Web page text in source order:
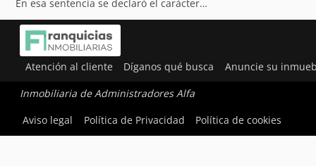
En esa sentencia se declaró el carácter…
Atención al cliente Díganos qué busca Anuncie su
Inmobiliaria de Administradores Alfa
Aviso legal
Política de Privacidad Política de cookies